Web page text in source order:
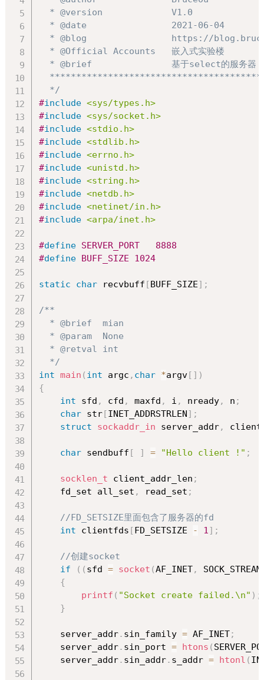
  * @version             V1.0
  * @date                2021-06-04
* @blog                https://
  * @Official Accounts   嵌入式实验楼
  * @brief               基于select的服务器
  */
#include <sys/types.h>
#include <sys/socket.h>
#include <stdio.h>
#include <stdlib.h>
#include <errno.h>
#include <unistd.h>
#include <string.h>
#include <netdb.h>
#include <netinet/in.h>
#include <arpa/inet.h>
#define SERVER_PORT
8888
#define BUFF_SIZE 1024
static char recvbuff [BUFF_SIZE] ;
/**
  * @brief  mian
  * @param  None
  * @retval int
  */
int main ( int argc , char *argv[ ] )
{
int sfd , cfd , maxfd , i , nready, n ;
char str[INET_ADDRSTRLEN] ;
struct
sockaddr_in server_addr,
char sendbuff [ ] = "Hello client !" ;
socklen_t client_addr_len ;
    fd_set all_set
, read_set ;
//FD_SETSIZE里面包含了服务器的fd
int clientfds [FD_SETSIZE - 1] ;
//创建socket
if
( ( sfd = socket (AF_INET, SOCK_STREAM
{
printf ( "Socket create failed.\n" ) ;
}
    server_addr
. sin_family = AF_INET;
    server_addr
. sin_port = htons (
    server_addr
. sin_addr. s_addr = htonl (